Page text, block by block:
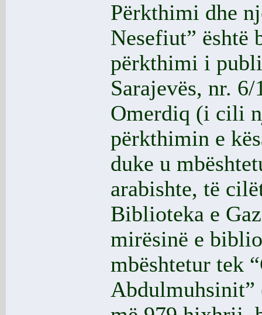
Përkthimi dhe
Nesefiut” është
përkthimi i
Sarajevës, nr.
Omerdiq (i cili
përkthimin e
duke u
arabishte, të
Biblioteka e
mirësinë e
mbështetur tek